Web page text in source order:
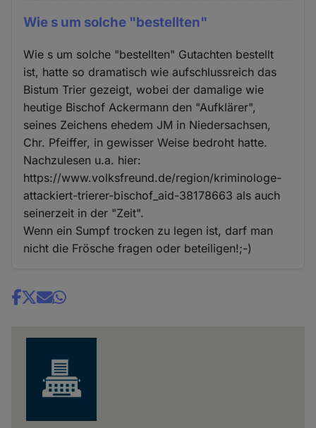
Wie s um solche "bestellten"
Wie s um solche "bestellten" Gutachten bestellt
ist, hatte so dramatisch wie aufschlussreich das
Bistum Trier gezeigt, wobei der damalige wie
heutige Bischof Ackermann den "Aufklärer",
seines Zeichens ehedem JM in Niedersachsen,
Chr. Pfeiffer, in gewisser Weise bedroht hatte.
Nachzulesen u.a. hier:
https://www.volksfreund.de/region/kriminologe-
attackiert-trierer-bischof_aid-38178663 als auch
seinerzeit in der "Zeit".
Wenn ein Sumpf trocken zu legen ist, darf man
nicht die Frösche fragen oder beteiligen!;-)
Share